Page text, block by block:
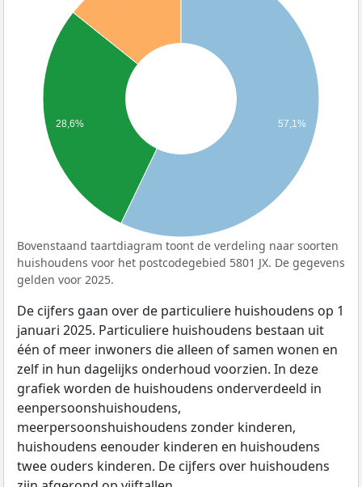
28,6% 57,1%
Bovenstaand taartdiagram toont de verdeling naar soorten
huishoudens voor het postcodegebied 5801 JX. De gegevens
gelden voor 2025.
De cijfers gaan over de particuliere huishoudens op 1
januari 2025. Particuliere huishoudens bestaan uit
één of meer inwoners die alleen of samen wonen en
zelf in hun dagelijks onderhoud voorzien. In deze
grafiek worden de huishoudens onderverdeeld in
eenpersoonshuishoudens,
meerpersoonshuishoudens zonder kinderen,
huishoudens eenouder kinderen en huishoudens
twee ouders kinderen. De cijfers over huishoudens